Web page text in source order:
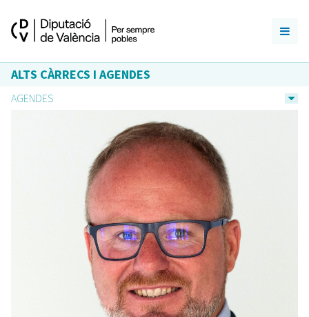
ALTS CÀRRECS I AGENDES
AGENDES